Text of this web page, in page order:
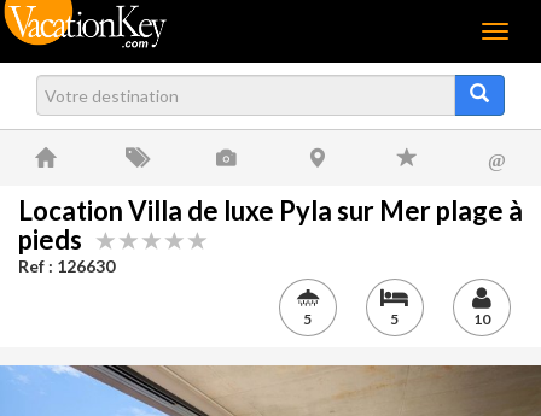
Menu
@
Location Villa de luxe Pyla sur Mer plage à
pieds
Ref : 126630
5 5 10